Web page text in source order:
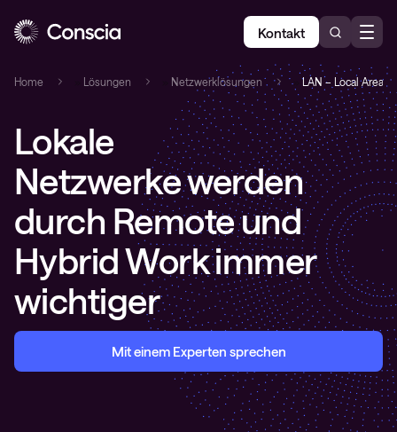
Kontakt
Home Lösungen Netzwerklösungen » LAN – Local Area
Lokale
Netzwerkewerden
durch Remote und
Hybrid Work immer
wichtiger
Mit einem Experten sprechen